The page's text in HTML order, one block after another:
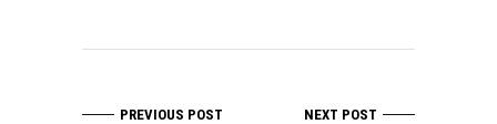
PREVIOUS POST NEXT POST